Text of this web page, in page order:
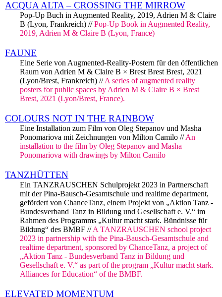
ACQUA ALTA – CROSSING THE MIRROW
Pop-Up Buch in Augmented Reality, 2019, Adrien M & Claire
B (Lyon, Frankreich) //Pop-Up Book in Augmented Reality,
2019, Adrien M & Claire B (Lyon, France)
FAUNE
Eine Serie von Augmented-Reality-Postern für den öffentlichen
Raum von Adrien M & Claire B × Brest Brest Brest, 2021
(Lyon/Brest, Frankreich) //A series of augmented reality
posters for public spaces by Adrien M & Claire B × Brest
Brest, 2021 (Lyon/Brest, France).
COLOURS NOT IN THE RAINBOW
Eine Installation zum Film von Oleg Stepanov und Masha
Ponomariova mit Zeichnungen von Milton Camilo //An
installation to the film by Oleg Stepanov and Masha
Ponomariova with drawings by Milton Camilo
TANZHÜTTEN
Ein TANZRAUSCHEN Schulprojekt 2023 in Partnerschaft
mit der Pina-Bausch-Gesamtschule und realtime department,
gefördert von ChanceTanz, einem Projekt von „Aktion Tanz -
Bundesverband Tanz in Bildung und Gesellschaft e. V.“ im
Rahmen des Programms „Kultur macht stark. Bündnisse für
Bildung“ des BMBF //A TANZRAUSCHEN school project
2023 in partnership with the Pina-Bausch-Gesamtschule and
realtime department, sponsored by ChanceTanz, a project of
„Aktion Tanz - Bundesverband Tanz in Bildung und
Gesellschaft e. V.“ as part of the program „Kultur macht stark.
Alliances for Education“ of the BMBF.
ELEVATED MOMENTUM